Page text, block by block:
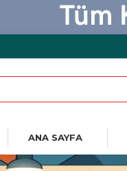
ANA SAYFA